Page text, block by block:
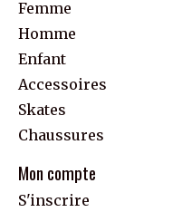
Femme
Homme
Enfant
Accessoires
Skates
Chaussures
Mon compte
S'inscrire